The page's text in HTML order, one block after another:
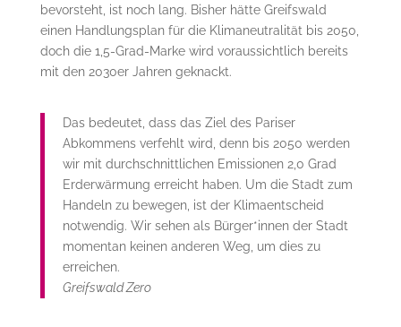
bevorsteht, ist noch lang. Bisher hätte Greifswald
einen Handlungsplan für die Klimaneutralität bis 2050,
doch die 1,5-Grad-Marke wird voraussichtlich bereits
mit den 2030er Jahren geknackt.
Das bedeutet, dass das Ziel des Pariser
Abkommens verfehlt wird, denn bis 2050 werden
wir mit durchschnittlichen Emissionen 2,0 Grad
Erderwärmung erreicht haben. Um die Stadt zum
Handeln zu bewegen, ist der Klimaentscheid
notwendig. Wir sehen als Bürger*innen der Stadt
momentan keinen anderen Weg, um dies zu
erreichen.
Greifswald Zero